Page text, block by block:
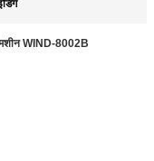
WIND-8002B